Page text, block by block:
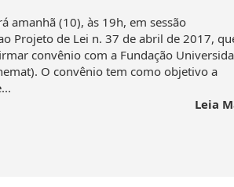
amanhã (10), às 19h, em sessão
Projeto de Lei n. 37 de abril de 2017,
convênio com a Fundação
O convênio tem como objetivo a
Leia